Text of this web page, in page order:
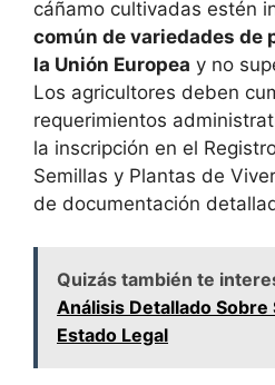
cáñamo cultivadas estén
común de variedades de
la Unión Europea y no
Los agricultores deben
requerimientos
la inscripción en el
Semillas y Plantas de
de documentación
Quizás también te
Análisis Detallado Sobre
Estado Legal